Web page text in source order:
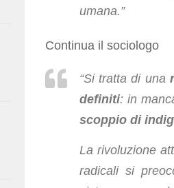
umana.”
Continua il sociologo
“Si tratta di una
definiti: in
scoppio di
La rivoluzione
radicali si